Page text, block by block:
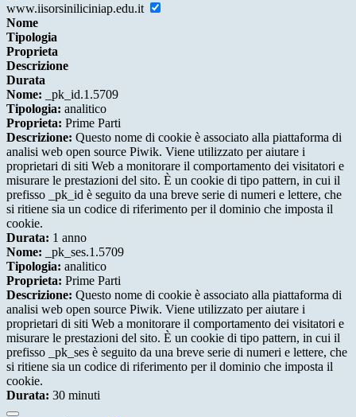
www.iisorsiniliciniap.edu.it
Nome
Tipologia
Proprieta
Descrizione
Durata
Nome: _pk_id.1.5709
Tipologia: analitico
Proprieta: Prime Parti
Descrizione: Questo nome di cookie è associato alla piattaforma di
analisi web open source Piwik. Viene utilizzato per aiutare i
proprietari di siti Web a monitorare il comportamento dei visitatori e
misurare le prestazioni del sito. È un cookie di tipo pattern, in cui il
prefisso _pk_id è seguito da una breve serie di numeri e lettere, che
si ritiene sia un codice di riferimento per il dominio che imposta il
cookie.
Durata: 1 anno
Nome: _pk_ses.1.5709
Tipologia: analitico
Proprieta: Prime Parti
Descrizione: Questo nome di cookie è associato alla piattaforma di
analisi web open source Piwik. Viene utilizzato per aiutare i
proprietari di siti Web a monitorare il comportamento dei visitatori e
misurare le prestazioni del sito. È un cookie di tipo pattern, in cui il
prefisso _pk_ses è seguito da una breve serie di numeri e lettere, che
si ritiene sia un codice di riferimento per il dominio che imposta il
cookie.
Durata: 30 minuti